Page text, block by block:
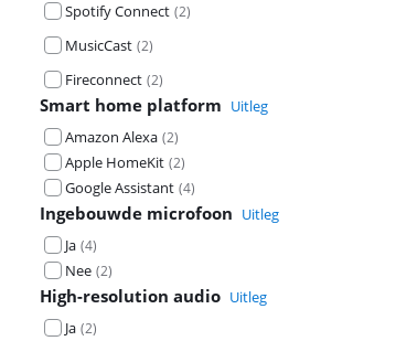
Spotify Connect (2)
MusicCast (2)
Fireconnect (2)
Smart home platform Uitleg
Amazon Alexa (2)
Apple HomeKit (2)
Google Assistant (4)
Ingebouwde microfoon Uitleg
Ja (4)
Nee (2)
High-resolution audio Uitleg
Ja (2)